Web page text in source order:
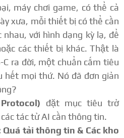
máy chơi game, có thể cả
xưa, mỗi thiết bị có thể cần
với hình dạng kỳ lạ, để
các thiết bị khác. Thật là
C ra đời, một chuẩn cắm tiêu
hết mọi thứ. Nó đã đơn giản
đặt mục tiêu trở
tác tử AI cần thông tin.
tải thông tin & Các kho